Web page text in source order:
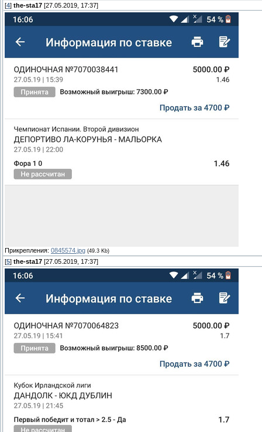
[4] the-sta17 [27.05.2019, 17:37]
Прикрепления: 0845574.jpg (49.3 Kb)
[5] the-sta17 [27.05.2019, 17:37]